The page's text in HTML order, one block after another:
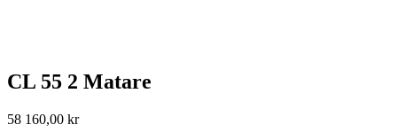
CL 55 2 Matare
58 160,00 kr